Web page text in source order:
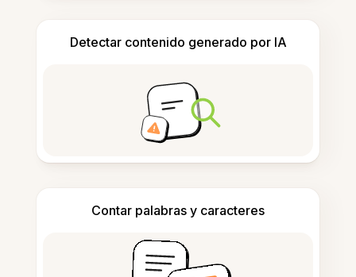
Detectar contenido generado por IA
Contar palabras y caracteres